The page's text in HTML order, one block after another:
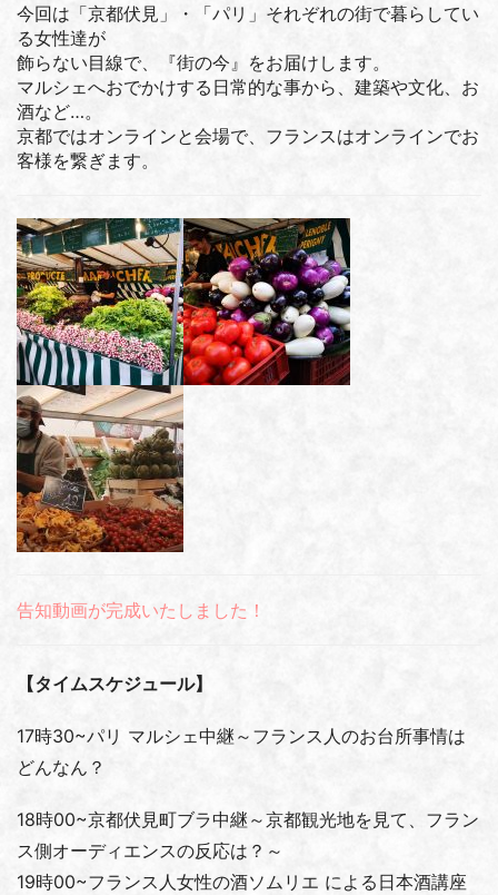
今回は「京都伏見」・「パリ」それぞれの街で暮らしてい
る女性達が
飾らない目線で、『街の今』をお届けします。
マルシェへおでかけする日常的な事から、建築や文化、お
酒など…。
京都ではオンラインと会場で、フランスはオンラインでお
客様を繋ぎます。
告知動画が完成いたしました！
【タイムスケジュール】
17時30~パリ マルシェ中継～フランス人のお台所事情は
どんなん？
18時00~京都伏見町ブラ中継～京都観光地を見て、フラン
ス側オーディエンスの反応は？～
19時00~フランス人女性の酒ソムリエ による日本酒講座